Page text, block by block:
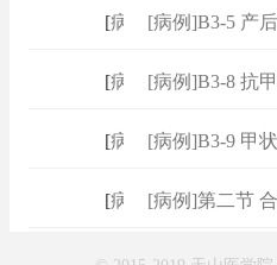
病例 [病例]B3-5 产
病例 [病例]B3-8 抗
病例 [病例]B3-9 甲
病例 [病例]第二节